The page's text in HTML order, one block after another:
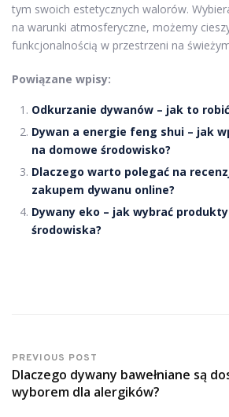
tym swoich estetycznych walorów.
na warunki atmosferyczne, możemy
funkcjonalnością w przestrzeni na
Powiązane wpisy:
Odkurzanie dywanów – jak to
Dywan a energie feng shui – jak
na domowe środowisko?
Dlaczego warto polegać na
zakupem dywanu online?
Dywany eko – jak wybrać
środowiska?
PREVIOUS POST
Dlaczego dywany bawełniane są
wyborem dla alergików?